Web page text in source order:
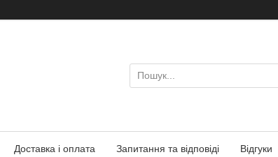
Доставка і оплата Запитання та відповіді Відгуки